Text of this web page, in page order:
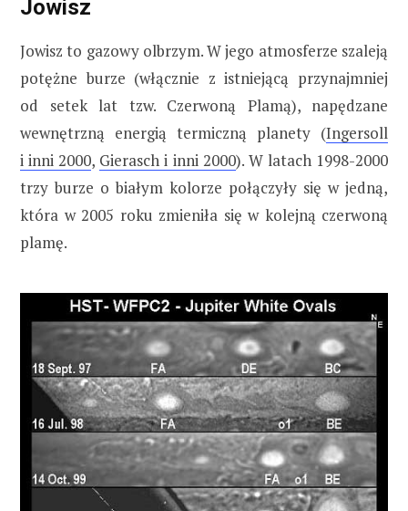
Jowisz
Jowisz to gazowy olbrzym. W jego atmosferze szaleją
potężne burze (włącznie z istniejącą przynajmniej
od setek lat tzw. Czerwoną Plamą), napędzane
wewnętrzną energią termiczną planety (Ingersoll
i inni 2000, Gierasch i inni 2000). W latach 1998-2000
trzy burze o białym kolorze połączyły się w jedną,
która w 2005 roku zmieniła się w kolejną czerwoną
plamę.